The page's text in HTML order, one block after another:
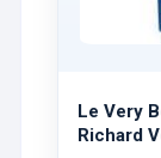
Le Very
Richard